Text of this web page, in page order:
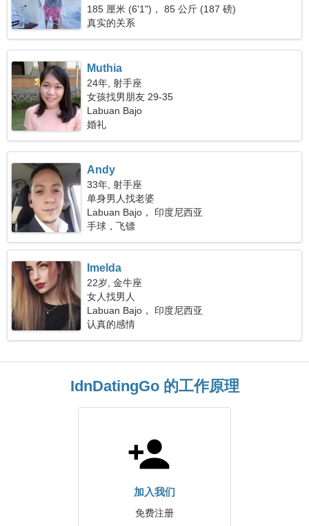
185 厘米 (6'1")， 85 公斤 (187 磅)
真实的关系
Muthia
24年, 射手座
女孩找男朋友 29-35
Labuan Bajo
婚礼
Andy
33年, 射手座
单身男人找老婆
Labuan Bajo， 印度尼西亚
手球，飞镖
Imelda
22岁, 金牛座
女人找男人
Labuan Bajo， 印度尼西亚
认真的感情
IdnDatingGo 的工作原理
加入我们
免费注册